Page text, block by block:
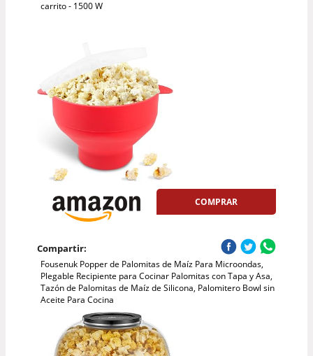
carrito - 1500 W
COMPRAR
Compartir:
Fousenuk Popper de Palomitas de Maíz Para Microondas,
Plegable Recipiente para Cocinar Palomitas con Tapa y Asa,
Tazón de Palomitas de Maíz de Silicona, Palomitero Bowl sin
Aceite Para Cocina